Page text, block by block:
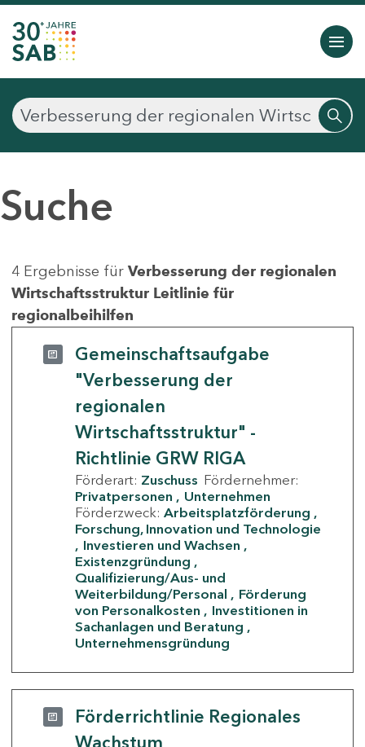
Suche
4 Ergebnisse für Verbesserung der regionalen
Wirtschaftsstruktur Leitlinie für
regionalbeihilfen
Gemeinschaftsaufgabe
"Verbesserung der
regionalen
Wirtschaftsstruktur" -
Richtlinie GRW RIGA
Förderart: Zuschuss Fördernehmer:
Privatpersonen
Unternehmen
Förderzweck: Arbeitsplatzförderung
Forschung, Innovation und Technologie
Investieren und Wachsen
Existenzgründung
Qualifizierung/Aus- und
Weiterbildung/Personal
Förderung
von Personalkosten
Investitionen in
Sachanlagen und Beratung
Unternehmensgründung
Förderrichtlinie Regionales